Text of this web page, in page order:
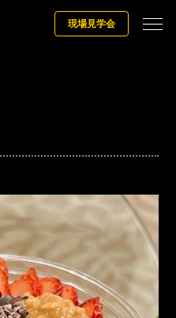
現場見学会